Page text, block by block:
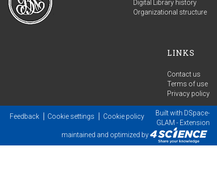
Digital Library history
Organizational structure
LINKS
Contact us
Terms of use
Privacy policy
Feedback Cookie settings Cookie policy Built with DSpace-
GLAM - Extension
maintained and optimized by